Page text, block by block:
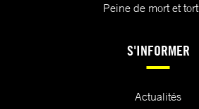
Peine de mort et
S'INFORMER
Actualités